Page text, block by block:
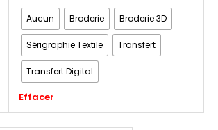
Aucun Broderie Broderie 3D
Sérigraphie Textile Transfert
Transfert Digital
Effacer